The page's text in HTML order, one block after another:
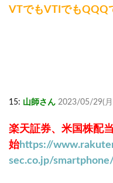
VTでもVTIでもQQQ
15: 山師さん 2023/05/29(
楽天証券、米国株配
始https://
sec.co.jp/